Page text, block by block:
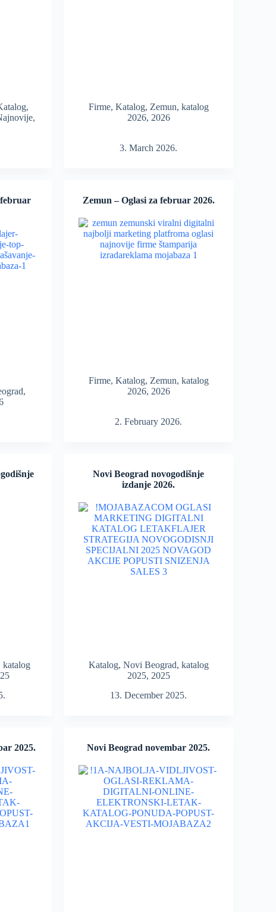
,
,
Firme, Katalog, Zemun, katalog
2026, 2026
3. March 2026.
,
Zemun – Oglasi za februar 2026.
Firme, Katalog, Zemun, katalog
2026, 2026
2. February 2026.
katalog
Novi Beograd novogodišnje
izdanje 2026.
Katalog, Novi Beograd, katalog
2025, 2025
13. December 2025.
2025. Novi Beograd novembar 2025.